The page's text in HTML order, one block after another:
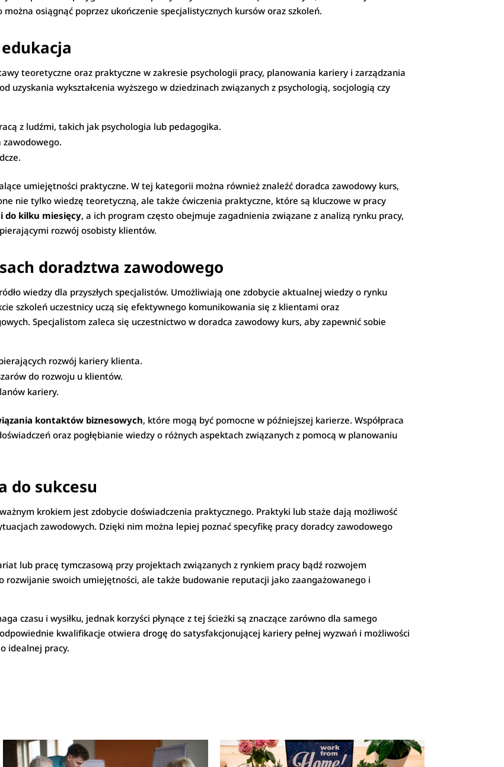
osiągnąć poprzez ukończenie specjalistycznych kursów oraz szkoleń.
teoretyczne oraz praktyczne w zakresie psychologii pracy, planowania kariery i zarządzania
uzyskania wykształcenia wyższego w dziedzinach związanych z psychologią, socjologią czy
z ludźmi, takich jak psychologia lub pedagogika.
zawodowego.
umiejętności praktyczne. W tej kategorii można również znaleźć doradca zawodowy kurs,
nie tylko wiedzę teoretyczną, ale także ćwiczenia praktyczne, które są kluczowe w pracy
do kilku miesięcy, a ich program często obejmuje zagadnienia związane z analizą rynku pracy,
rozwój osobisty klientów.
doradztwa zawodowego
wiedzy dla przyszłych specjalistów. Umożliwiają one zdobycie aktualnej wiedzy o rynku
szkoleń uczestnicy uczą się efektywnego komunikowania się z klientami oraz
Specjalistom zaleca się uczestnictwo w doradca zawodowy kurs, aby zapewnić sobie
rozwój kariery klienta.
do rozwoju u klientów.
kariery.
kontaktów biznesowych, które mogą być pomocne w późniejszej karierze. Współpraca
oraz pogłębianie wiedzy o różnych aspektach związanych z pomocą w planowaniu
do sukcesu
krokiem jest zdobycie doświadczenia praktycznego. Praktyki lub staże dają możliwość
zawodowych. Dzięki nim można lepiej poznać specyfikę pracy doradcy zawodowego
lub pracę tymczasową przy projektach związanych z rynkiem pracy bądź rozwojem
swoich umiejętności, ale także budowanie reputacji jako zaangażowanego i
czasu i wysiłku, jednak korzyści płynące z tej ścieżki są znaczące zarówno dla samego
kwalifikacje otwiera drogę do satysfakcjonującej kariery pełnej wyzwań i możliwości
idealnej pracy.